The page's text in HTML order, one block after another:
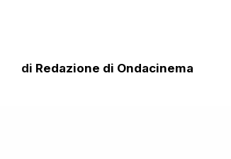
di Redazione di Ondacinema